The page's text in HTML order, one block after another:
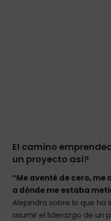
El camino
un proyecto así?
“Me aventé de cero, me
a dónde me estaba
Alejandra sobre lo que ha
asumir el liderazgo de un